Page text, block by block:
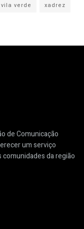
vila verde xadrez
de Comunicação
um serviço
da região